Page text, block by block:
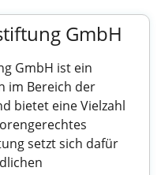
GmbH
GmbH ist ein
im Bereich der
bietet eine Vielzahl
setzt sich dafür